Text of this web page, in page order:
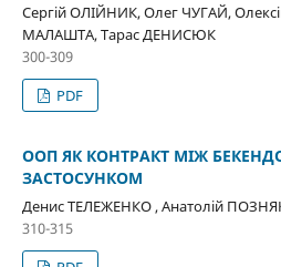
Сергій ОЛІЙНИК, Олег ЧУГАЙ,
МАЛАШТА, Тарас ДЕНИСЮК
300-309
PDF
ООП ЯК КОНТРАКТ МІЖ
ЗАСТОСУНКОМ
Денис ТЕЛЕЖЕНКО , Анатолій
310-315